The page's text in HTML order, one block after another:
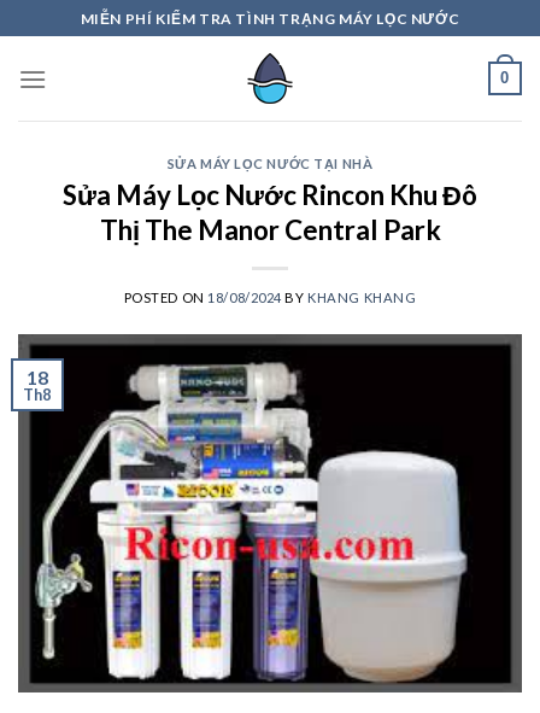
to
content
MIỄN PHÍ KIỂM TRA TÌNH TRẠNG MÁY LỌC NƯỚC
0
SỬA MÁY LỌC NƯỚC TẠI NHÀ
Sửa Máy Lọc Nước Rincon Khu Đô
Thị The Manor Central Park
POSTED ON 18/08/2024 BY KHANG KHANG
18
Th8